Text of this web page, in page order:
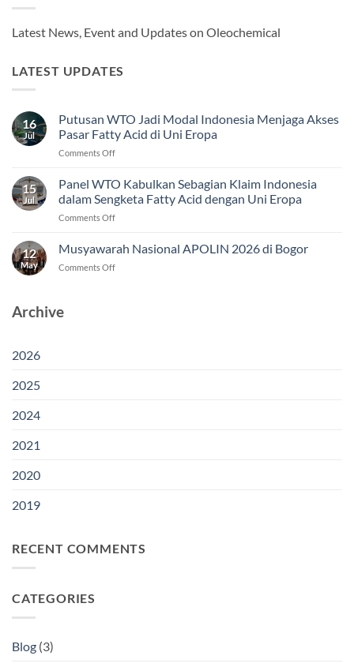
Latest News, Event and Updates on Oleochemical
LATEST UPDATES
16
Jul
Putusan WTO Jadi Modal Indonesia Menjaga Akses
Pasar Fatty Acid di Uni Eropa
Comments Offon
WTO
Modal
Indonesia
Akses
15
Jul
Panel WTO Kabulkan Sebagian Klaim Indonesia
dalam Sengketa Fatty Acid dengan Uni Eropa
Comments Offon
WTO
12
May
Musyawarah Nasional APOLIN 2026 di Bogor
Comments Offon
Archive
2026
2025
2024
2021
2020
2019
RECENT COMMENTS
CATEGORIES
Blog (3)